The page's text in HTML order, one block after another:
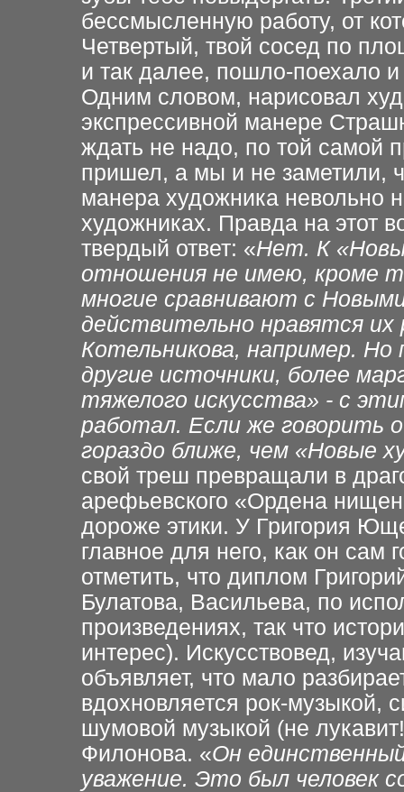
бессмысленную работу, от
Четвертый, твой сосед по
и так далее, пошло-поехало
Одним словом, нарисовал
экспрессивной манере
ждать не надо, по той самой
пришел, а мы и не заметили,
манера художника невольно
художниках. Правда на этот
твердый ответ: «Нет. К
отношения не имею, кроме
многие сравнивают с
действительно нравятся
Котельникова, например.
другие источники, более
тяжелого искусства» - с
работал. Если же говорить
гораздо ближе, чем «Новые
свой треш превращали в
арефьевского «Ордена
дороже этики. У Григория
главное для него, как он сам
отметить, что диплом
Булатова, Васильева, по
произведениях, так что
интерес). Искусствовед,
объявляет, что мало
вдохновляется рок-музыкой,
шумовой музыкой (не
Филонова. «Он
уважение. Это был человек